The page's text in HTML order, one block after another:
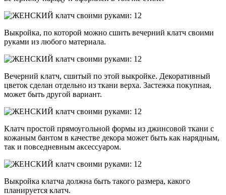
Выкройка, по которой можно сшить вечерний клатч своими
руками из любого материала.
Вечерний клатч, сшитый по этой выкройке. Декоративный
цветок сделан отдельно из ткани верха. Застежка покупная,
может быть другой вариант.
Клатч простой прямоугольной формы из джинсовой ткани с
кожаным бантом в качестве декора может быть как нарядным,
так и повседневным аксессуаром.
Выкройка клатча должна быть такого размера, какого
планируется клатч.